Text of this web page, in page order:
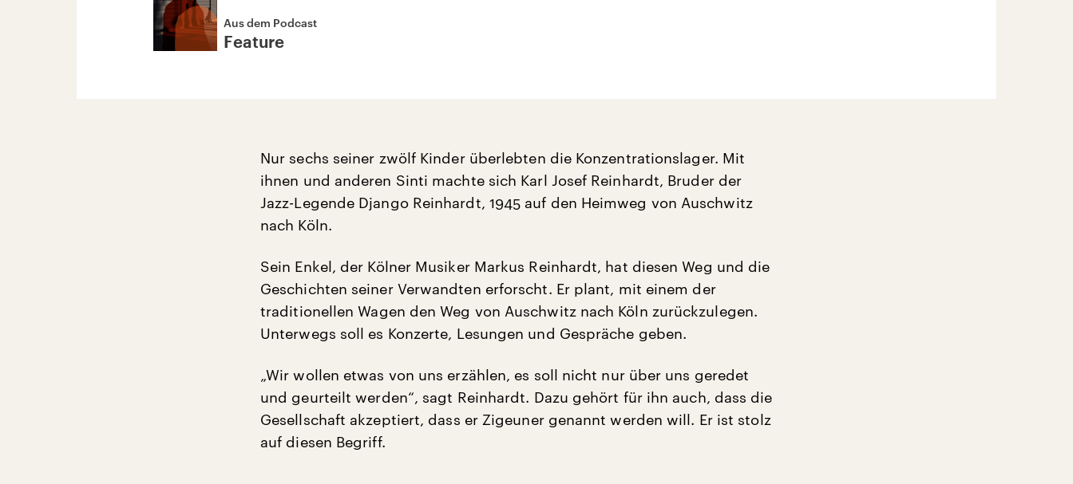
Aus dem Podcast
Feature
Nur sechs seiner zwölf Kinder überlebten die Konzentrationslager. Mit
ihnen und anderen Sinti machte sich Karl Josef Reinhardt, Bruder der
Jazz-Legende Django Reinhardt, 1945 auf den Heimweg von Auschwitz
nach Köln.
Sein Enkel, der Kölner Musiker Markus Reinhardt, hat diesen Weg und die
Geschichten seiner Verwandten erforscht. Er plant, mit einem der
traditionellen Wagen den Weg von Auschwitz nach Köln zurückzulegen.
Unterwegs soll es Konzerte, Lesungen und Gespräche geben.
„Wir wollen etwas von uns erzählen, es soll nicht nur über uns geredet
und geurteilt werden“, sagt Reinhardt. Dazu gehört für ihn auch, dass die
Gesellschaft akzeptiert, dass er Zigeuner genannt werden will. Er ist stolz
auf diesen Begriff.